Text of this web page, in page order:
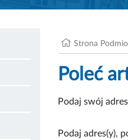
Strona
Poleć
Podaj swój
Podaj adres(y),